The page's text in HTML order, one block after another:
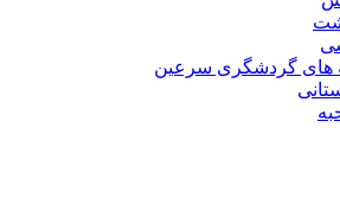
های گردشگری سرعین